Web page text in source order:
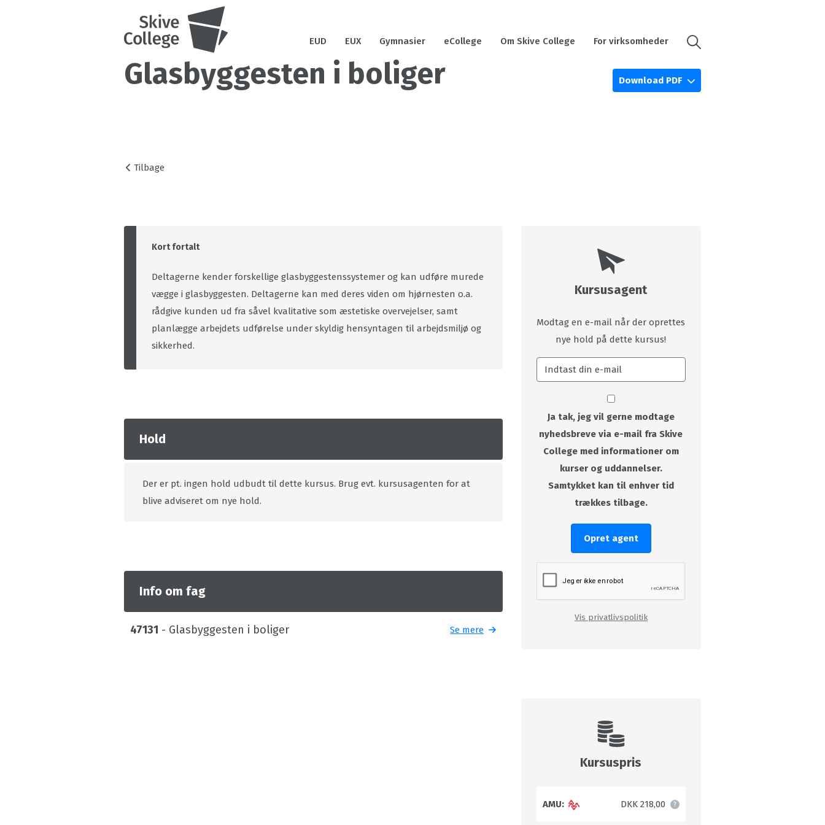
EUD EUX Gymnasier eCollege Om Skive College For virksomheder
Glasbyggesten i boliger Download PDF
Tilbage
Kort fortalt
Deltagerne kender forskellige glasbyggestenssystemer og kan udføre murede
vægge i glasbyggesten. Deltagerne kan med deres viden om hjørnesten o.a.
rådgive kunden ud fra såvel kvalitative som æstetiske overvejelser, samt
planlægge arbejdets udførelse under skyldig hensyntagen til arbejdsmiljø og
sikkerhed.
Hold
Der er pt. ingen hold udbudt til dette kursus. Brug evt. kursusagenten for at
blive adviseret om nye hold.
Info om fag
47131 - Glasbyggesten i boliger Se mere
Kursusagent
Modtag en e-mail når der oprettes
nye hold på dette kursus!
Ja tak, jeg vil gerne modtage
nyhedsbreve via e-mail fra Skive
College med informationer om
kurser og uddannelser.
Samtykket kan til enhver tid
trækkes tilbage.
Opret agent
Vis privatlivspolitik
Kursuspris
AMU: DKK 218,00